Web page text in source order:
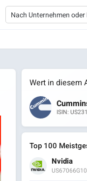
Wert in diesem
ISIN:
Top 100
Nvidia